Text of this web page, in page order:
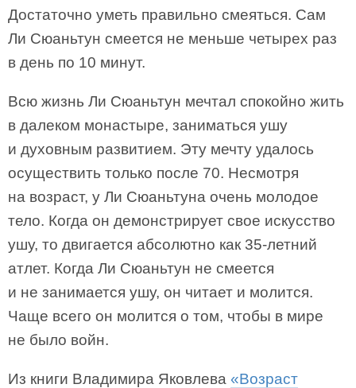
Достаточно уметь правильно смеяться. Сам
Ли Сюаньтун смеется не меньше четырех раз
в день по 10 минут.
Всю жизнь Ли Сюаньтун мечтал спокойно жить
в далеком монастыре, заниматься ушу
и духовным развитием. Эту мечту удалось
осуществить только после 70. Несмотря
на возраст, у Ли Сюаньтуна очень молодое
тело. Когда он демонстрирует свое искусство
ушу, то двигается абсолютно как 35-летний
атлет. Когда Ли Сюаньтун не смеется
и не занимается ушу, он читает и молится.
Чаще всего он молится о том, чтобы в мире
не было войн.
Из книги Владимира Яковлева «Возраст